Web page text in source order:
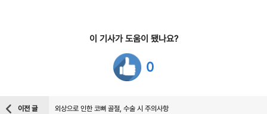
이 기사가 도움이 됐나요?
0
이전 글 외상으로 인한 코뼈 골절, 수술 시 주의사항